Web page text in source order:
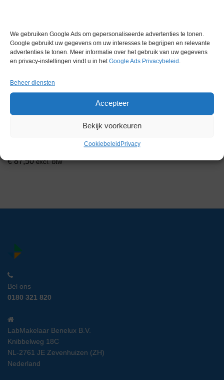
We gebruiken Google Ads om gepersonaliseerde advertenties te tonen.
Google gebruikt uw gegevens om uw interesses te begrijpen en relevante
advertenties te tonen. Meer informatie over het gebruik van uw gegevens
en privacy-instellingen vindt u in hetGoogle Ads Privacybeleid .
Beheer diensten
Accepteer
Bekijk voorkeuren
Cookiebeleid Privacy
Voorraad
LM 17038
€87,50 excl. btw
Bel ons
0180 321 820
LabMakelaar Benelux B.V.
Knibbelweg 18C
NL-2761 JE Zevenhuizen (ZH)
Nederland